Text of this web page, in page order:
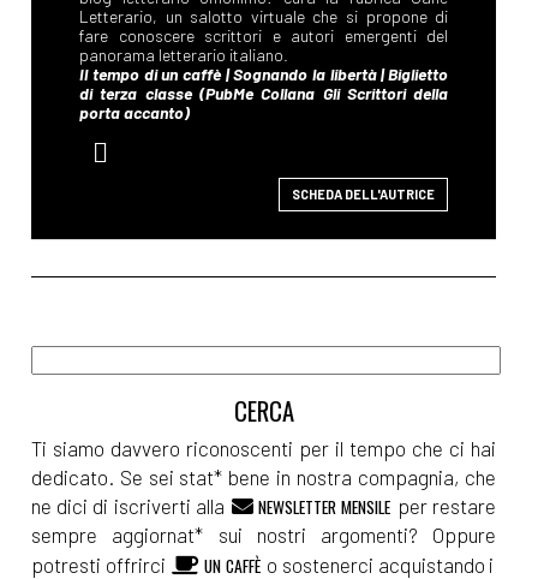
SCHEDA DELL'AUTRICE
Ti siamo davvero riconoscenti per il tempo che ci hai
dedicato. Se sei stat* bene in nostra compagnia, che
ne dici di iscriverti alla
NEWSLETTER MENSILE per restare
sempre aggiornat* sui nostri argomenti? Oppure
potresti offrirci
UN CAFFÈ o sostenerci acquistando i